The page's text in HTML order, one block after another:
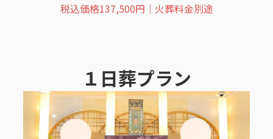
税込価格137,500円｜火葬料金別途
１日葬プラン